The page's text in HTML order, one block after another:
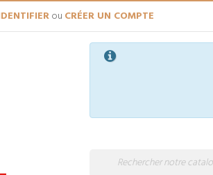
ou CRÉER UN COMPTE